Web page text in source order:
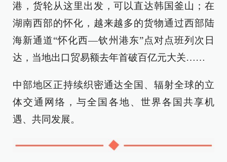
港，货轮从这里出发，可以直达韩国釜山；在
湖南西部的怀化，越来越多的货物通过西部陆
海新通道“怀化西—钦州港东”点对点班列次日
达，当地出口贸易额去年首破百亿元大关……
中部地区正持续织密通达全国、辐射全球的立
体交通网络，与全国各地、世界各国共享机
遇、共同发展。